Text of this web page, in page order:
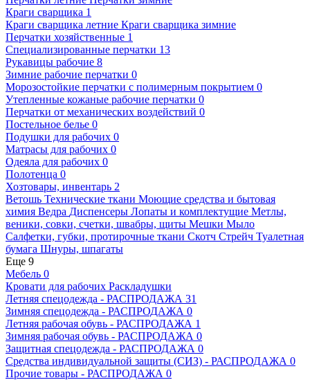
Краги сварщика 1
Краги сварщика летние Краги сварщика зимние
Перчатки хозяйственные 1
Специализированные перчатки 13
Рукавицы рабочие 8
Зимние рабочие перчатки 0
Морозостойкие перчатки с полимерным покрытием 0
Утепленные кожаные рабочие перчатки 0
Перчатки от механических воздействий 0
Постельное белье 0
Подушки для рабочих 0
Матрасы для рабочих 0
Одеяла для рабочих 0
Полотенца 0
Хозтовары, инвентарь 2
Ветошь Технические ткани Моющие средства и бытовая
химия Ведра Диспенсеры Лопаты и комплектущие Метлы,
веники, совки, счетки, швабры, щиты Мешки Мыло
Салфетки, губки, протирочные ткани Скотч Стрейч Туалетная
бумага Шнуры, шпагаты
Еще 9
Мебель 0
Кровати для рабочих Раскладушки
Летняя спецодежда - РАСПРОДАЖА 31
Зимняя спецодежда - РАСПРОДАЖА 0
Летняя рабочая обувь - РАСПРОДАЖА 1
Зимняя рабочая обувь - РАСПРОДАЖА 0
Защитная спецодежда - РАСПРОДАЖА 0
Средства индивидуальной защиты (СИЗ) - РАСПРОДАЖА 0
Прочие товары - РАСПРОДАЖА 0